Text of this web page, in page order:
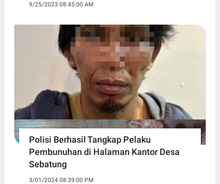
9/25/2023 08:45:00 AM
Polisi Berhasil Tangkap Pelaku
Pembunuhan di Halaman Kantor Desa
Sebatung
3/01/2024 08:39:00 PM